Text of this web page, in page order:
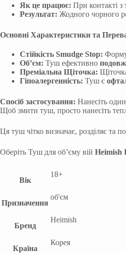
Як це працює: При контакті з
Результат: Жодного чорного
Основні Характеристики та
Стійкість Smudge Stop:
Об’єм: Туш ефективно
Преміальна Щіточка:
Гіпоалергенність: Туш є
Спосіб застосування: Нанесіть
Щоб змити туш, просто нанесіть
Ця туш чітко визначає, розділяє та
Оберіть Туш для об’єму вій Heimish
Вік
18+
Призначення
об'єм
Бренд
Heimish
Країна
Корея